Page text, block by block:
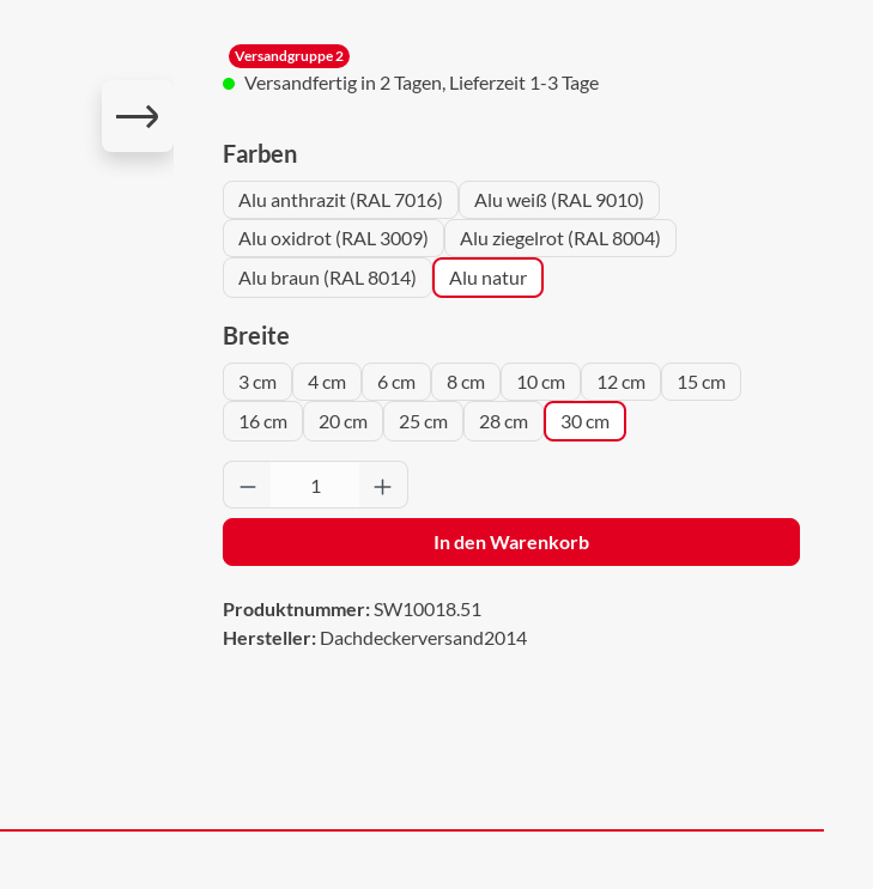
Versandgruppe 2
Versandfertig in 2 Tagen, Lieferzeit 1-3 Tage
Farbenauswählen
Alu anthrazit (RAL 7016)
Alu weiß (RAL 9010)
Alu oxidrot (RAL 3009)
Alu ziegelrot (RAL 8004)
Alu braun (RAL 8014)
Alu natur
Breiteauswählen
3 cm 4 cm 6 cm 8 cm 10 cm 12 cm
15 cm
16 cm
20 cm 25 cm 28 cm 30 cm
Produkt Anzahl: Gib den gewünschten Wert ein
In den Warenkorb
Produktnummer:SW10018.51
Hersteller: Dachdeckerversand2014